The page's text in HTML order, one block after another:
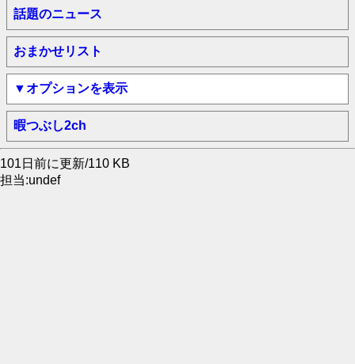
話題のニュース
おまかせリスト
▼オプションを表示
暇つぶし2ch
101日前に更新/110 KB
担当:undef